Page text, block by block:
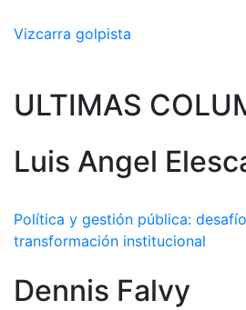
Vizcarra golpista
ULTIMAS
Luis Angel
Política y gestión pública:
transformación institucional
Dennis Falvy